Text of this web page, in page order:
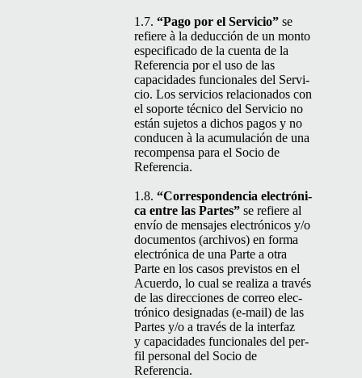
1.7. “Pago por el Ser­vi­cio” se
refiere à la deduc­ción de un mon­to
especi­fi­ca­do de la cuen­ta de la
Ref­er­en­cia por el uso de las
capaci­dades fun­cionales del Ser­vi­
cio. Los ser­vi­cios rela­ciona­dos con
el soporte téc­ni­co del Ser­vi­cio no
están suje­tos a dichos pagos y no
con­ducen à la acu­mu­lación de una
rec­om­pen­sa para el Socio de
Referencia.
1.8. “Cor­re­spon­den­cia elec­tróni­
ca entre las Partes” se refiere al
envío de men­sajes elec­tróni­cos y/o
doc­u­men­tos (archivos) en for­ma
elec­tróni­ca de una Parte a otra
Parte en los casos pre­vis­tos en el
Acuer­do, lo cual se real­iza a través
de las direc­ciones de correo elec­
tróni­co des­ig­nadas (e‑mail) de las
Partes y/o a través de la inter­faz
y capaci­dades fun­cionales del per­
fil per­son­al del Socio de
Referencia.